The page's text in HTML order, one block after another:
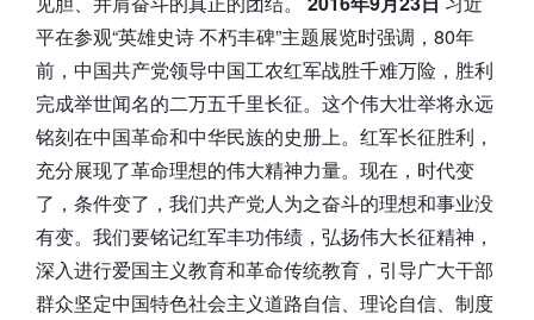
平在参观“英雄史诗 不朽丰碑”主题展览时强调，80年
前，中国共产党领导中国工农红军战胜千难万险，胜利
完成举世闻名的二万五千里长征。这个伟大壮举将永远
铭刻在中国革命和中华民族的史册上。红军长征胜利，
充分展现了革命理想的伟大精神力量。现在，时代变
了，条件变了，我们共产党人为之奋斗的理想和事业没
有变。我们要铭记红军丰功伟绩，弘扬伟大长征精神，
深入进行爱国主义教育和革命传统教育，引导广大干部
群众坚定中国特色社会主义道路自信、理论自信、制度